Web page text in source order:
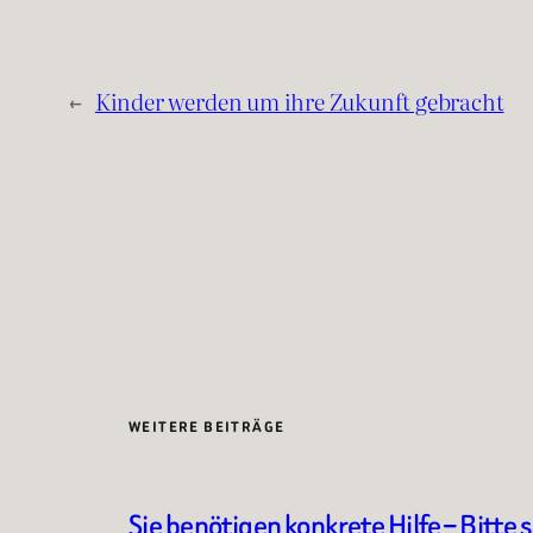
← Kinder werden um ihre Zukunft gebracht
WEITERE BEITRÄGE